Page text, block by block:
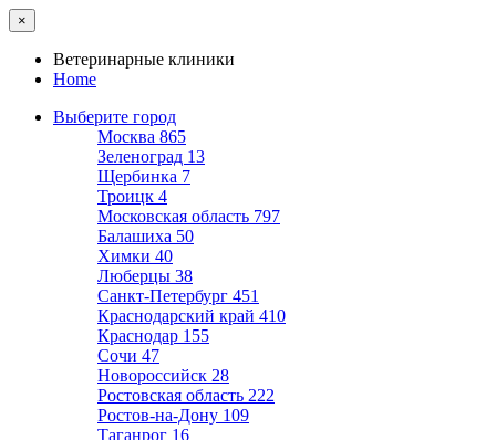
×
Ветеринарные клиники
Home
Выберите город
Москва 865
Зеленоград 13
Щербинка 7
Троицк 4
Московская область 797
Балашиха 50
Химки 40
Люберцы 38
Санкт-Петербург 451
Краснодарский край 410
Краснодар 155
Сочи 47
Новороссийск 28
Ростовская область 222
Ростов-на-Дону 109
Таганрог 16